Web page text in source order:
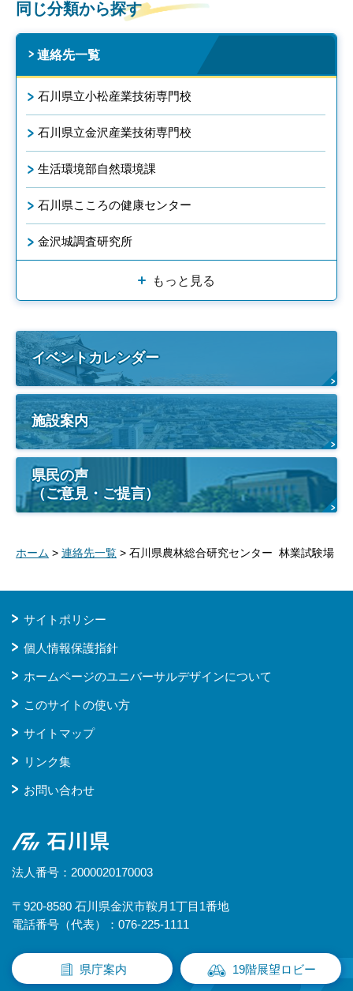
同じ分類から探す
連絡先一覧
石川県立小松産業技術専門校
石川県立金沢産業技術専門校
生活環境部自然環境課
石川県こころの健康センター
金沢城調査研究所
もっと見る
イベントカレンダー
施設案内
県民の声
（ご意見・ご提言）
ホーム > 連絡先一覧 > 石川県農林総合研究センター 林業試験場
サイトポリシー
個人情報保護指針
ホームページのユニバーサルデザインについて
このサイトの使い方
サイトマップ
リンク集
お問い合わせ
石川県
法人番号：2000020170003
〒920-8580 石川県金沢市鞍月1丁目1番地
電話番号（代表）：076-225-1111
県庁案内 19階展望ロビー